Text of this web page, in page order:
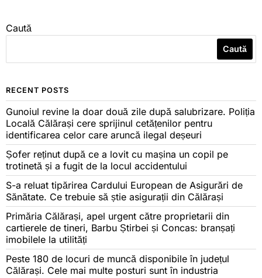
Caută
Caută
RECENT POSTS
Gunoiul revine la doar două zile după salubrizare. Poliția
Locală Călărași cere sprijinul cetățenilor pentru
identificarea celor care aruncă ilegal deșeuri
Șofer reținut după ce a lovit cu mașina un copil pe
trotinetă și a fugit de la locul accidentului
S-a reluat tipărirea Cardului European de Asigurări de
Sănătate. Ce trebuie să știe asigurații din Călărași
Primăria Călărași, apel urgent către proprietarii din
cartierele de tineri, Barbu Știrbei și Concas: branșați
imobilele la utilități
Peste 180 de locuri de muncă disponibile în județul
Călărași. Cele mai multe posturi sunt în industria